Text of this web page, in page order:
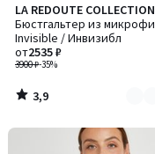
LA REDOUTE
Бюстгальтер из
Invisible / Инвизибл
3900 ₽-35%
от2535 ₽
3,9
/ 5
Количество
цветов:
3
3,9
/